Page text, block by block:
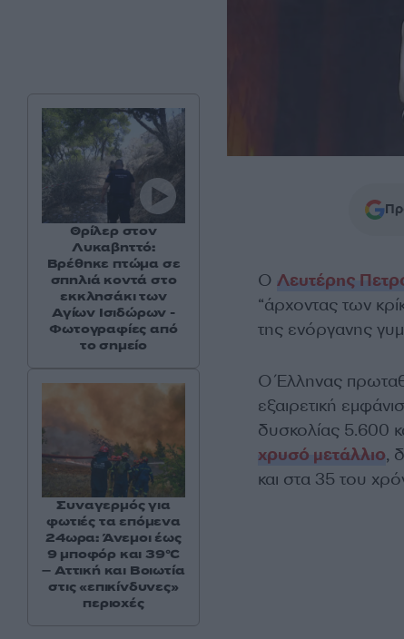
Ο Λευτέρης
“άρχοντας των
της ενόργανης
O Έλληνας
εξαιρετική
δυσκολίας 5.600
χρυσό μετάλλιο,
και στα 35 του
Θρίλερ στον
Λυκαβηττό:
Βρέθηκε πτώμα σε
σπηλιά κοντά στο
εκκλησάκι των
Αγίων Ισιδώρων -
Φωτογραφίες από
το σημείο
Συναγερμός για
φωτιές τα επόμενα
24ωρα: Άνεμοι έως
9 μποφόρ και 39°C
– Αττική και Βοιωτία
στις «επικίνδυνες»
περιοχές